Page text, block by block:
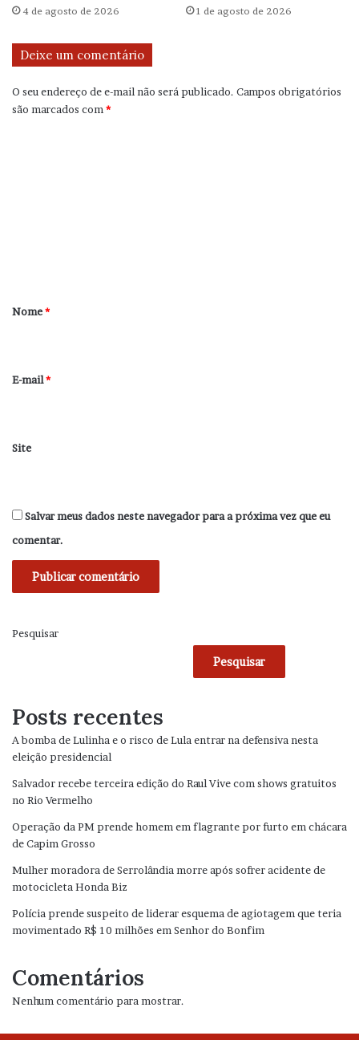
4 de agosto de 2026 1 de agosto de 2026
Deixe um comentário
O seu endereço de e-mail não será publicado. Campos obrigatórios
são marcados com*
r
*
Nome*
E-mail*
Site
Salvar meus dados neste navegador para a próxima vez que eu
comentar.
Pesquisar
Pesquisar
Posts recentes
A bomba de Lulinha e o risco de Lula entrar na defensiva nesta
eleição presidencial
Salvador recebe terceira edição do Raul Vive com shows gratuitos
no Rio Vermelho
Operação da PM prende homem em flagrante por furto em chácara
de Capim Grosso
Mulher moradora de Serrolândia morre após sofrer acidente de
motocicleta Honda Biz
Polícia prende suspeito de liderar esquema de agiotagem que teria
movimentado R$ 10 milhões em Senhor do Bonfim
Comentários
Nenhum comentário para mostrar.